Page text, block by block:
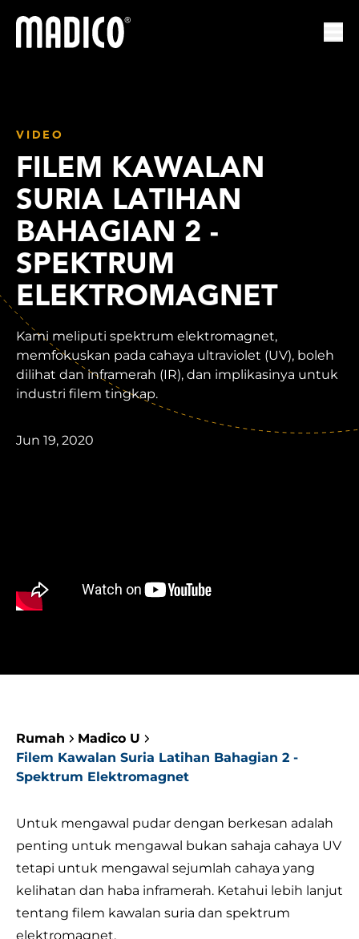
Madico
VIDEO
FILEM KAWALAN
SURIA LATIHAN
BAHAGIAN 2 -
SPEKTRUM
ELEKTROMAGNET
Kami meliputi spektrum elektromagnet,
memfokuskan pada cahaya ultraviolet (UV), boleh
dilihat dan inframerah (IR), dan implikasinya untuk
industri filem tingkap.
Jun 19, 2020
Rumah
Madico U
Filem Kawalan Suria Latihan Bahagian 2 -
Spektrum Elektromagnet
Untuk mengawal pudar dengan berkesan adalah
penting untuk mengawal bukan sahaja cahaya UV
tetapi untuk mengawal sejumlah cahaya yang
kelihatan dan haba inframerah. Ketahui lebih lanjut
tentang filem kawalan suria dan spektrum
elektromagnet.